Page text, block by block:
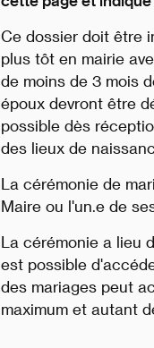
Ce dossier doit être
plus tôt en mairie
de moins de 3 mois
époux devront être
possible dès
des lieux de
La cérémonie de
Maire ou l'un.e de
La cérémonie a lieu
est possible
des mariages peut
maximum et autant